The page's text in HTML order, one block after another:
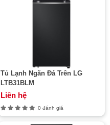
Tủ Lạnh Ngăn Đá Trên LG
LTB31BLM
Liên hệ
0 đánh giá